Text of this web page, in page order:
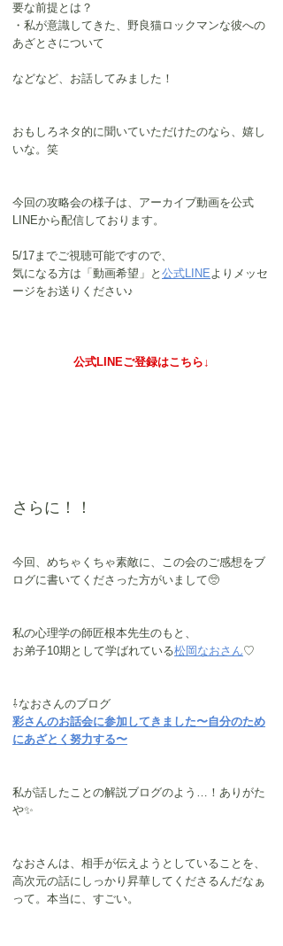
要な前提とは？
・私が意識してきた、野良猫ロックマンな彼への
あざとさについて
などなど、お話してみました！
おもしろネタ的に聞いていただけたのなら、嬉し
いな。笑
今回の攻略会の様子は、アーカイブ動画を公式
LINEから配信しております。
5/17までご視聴可能ですので、
気になる方は「動画希望」と 公式LINEよりメッセ
ージをお送りください♪
公式LINEご登録はこちら↓
さらに！！
今回、めちゃくちゃ素敵に、この会のご感想をブ
ログに書いてくださった方がいまして🥺
私の心理学の師匠根本先生のもと、
お弟子10期として学ばれている松岡なおさん♡
⇩なおさんのブログ
彩さんのお話会に参加してきました〜自分のため
にあざとく努力する〜
私が話したことの解説ブログのよう…！ありがた
や✨
なおさんは、相手が伝えようとしていることを、
高次元の話にしっかり昇華してくださるんだなぁ
って。本当に、すごい。